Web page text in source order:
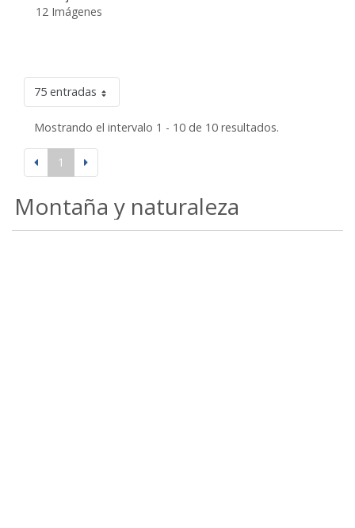
12 Imágenes
75 entradas
Mostrando el intervalo 1 - 10 de 10 resultados.
1
Montaña y naturaleza